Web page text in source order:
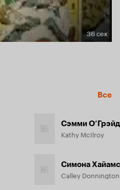
36 сек
Все
Сэмми
Kathy McIlroy
Симона Хайамс
Calley Donnington